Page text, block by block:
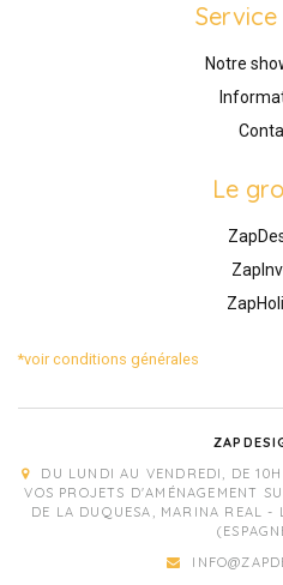
Notre
Le
*voir conditions générales
DU LUNDI AU VENDREDI, DE
VOS PROJETS D'AMÉNAGEMENT
DE LA DUQUESA, MARINA REAL